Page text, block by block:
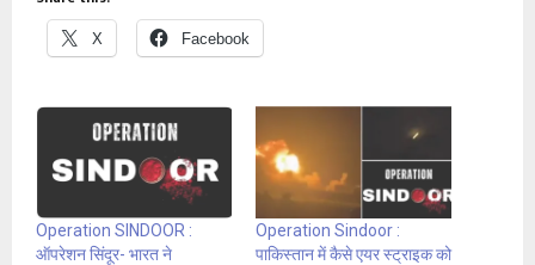
X Facebook
Operation SINDOOR :
ऑपरेशन सिंदूर- भारत ने
Operation Sindoor :
पाकिस्तान में कैसे एयर स्ट्राइक को